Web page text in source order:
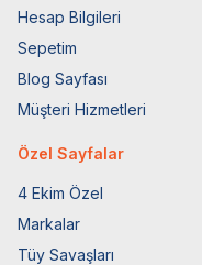
Hesap Bilgileri
Sepetim
Blog Sayfası
Müşteri Hizmetleri
Özel Sayfalar
4 Ekim Özel
Markalar
Tüy Savaşları